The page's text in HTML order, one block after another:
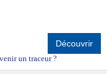
Découvrir
un traceur ?